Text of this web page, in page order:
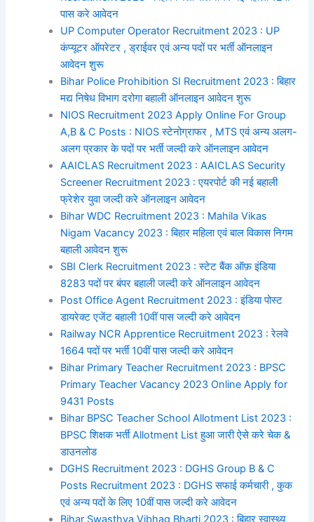
पास करे आवेदन
UP Computer Operator Recruitment 2023 : UP
कंप्यूटर ऑपरेटर , ड्राईवर एवं अन्य पदों पर भर्ती ऑनलाइन
आवेदन शुरू
Bihar Police Prohibition SI Recruitment 2023 : बिहार
मद्य निषेध विभाग दरोगा बहाली ऑनलाइन आवेदन शुरू
NIOS Recruitment 2023 Apply Online For Group
A,B & C Posts : NIOS स्टेनोग्राफर , MTS एवं अन्य अलग-
अलग प्रकार के पदों पर भर्ती जल्दी करे ऑनलाइन आवेदन
AAICLAS Recruitment 2023 : AAICLAS Security
Screener Recruitment 2023 : एयरपोर्ट की नई बहाली
फ्रेशेर युवा जल्दी करे ऑनलाइन आवेदन
Bihar WDC Recruitment 2023 : Mahila Vikas
Nigam Vacancy 2023 : बिहार महिला एवं बाल विकास निगम
बहाली आवेदन शुरू
SBI Clerk Recruitment 2023 : स्टेट बैंक ऑफ़ इंडिया
8283 पदों पर बंपर बहाली जल्दी करे ऑनलाइन आवेदन
Post Office Agent Recruitment 2023 : इंडिया पोस्ट
डायरेक्ट एजेंट बहाली 10वीं पास जल्दी करे आवेदन
Railway NCR Apprentice Recruitment 2023 : रेलवे
1664 पदों पर भर्ती 10वीं पास जल्दी करे आवेदन
Bihar Primary Teacher Recruitment 2023 : BPSC
Primary Teacher Vacancy 2023 Online Apply for
9431 Posts
Bihar BPSC Teacher School Allotment List 2023 :
BPSC शिक्षक भर्ती Allotment List हुआ जारी ऐसे करे चेक &
डाउनलोड
DGHS Recruitment 2023 : DGHS Group B & C
Posts Recruitment 2023 : DGHS सफाई कर्मचारी , कुक
एवं अन्य पदों के लिए 10वीं पास जल्दी करे आवेदन
Bihar Swasthya Vibhag Bharti 2023 : बिहार स्वास्थ्य